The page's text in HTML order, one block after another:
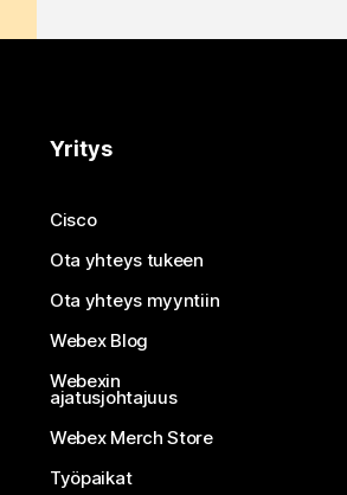
Yritys
Cisco
Ota yhteys tukeen
Ota yhteys myyntiin
Webex Blog
Webexin
ajatusjohtajuus
Webex Merch Store
Työpaikat